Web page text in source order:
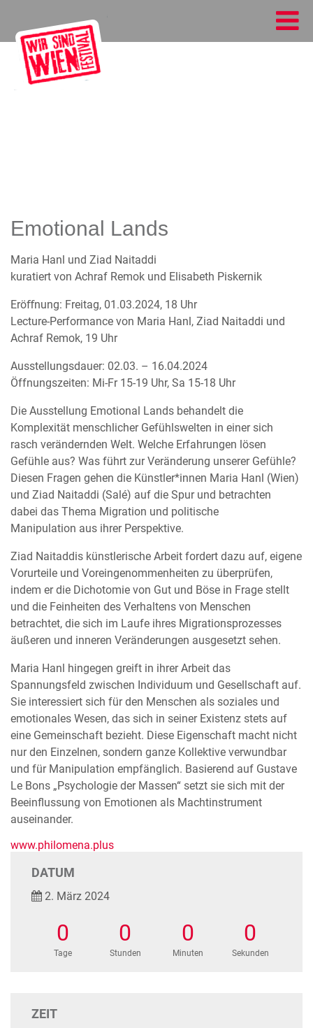
Emotional Lands
Maria Hanl und Ziad Naitaddi
kuratiert von Achraf Remok und Elisabeth Piskernik
Eröﬀnung: Freitag, 01.03.2024, 18 Uhr
Lecture-Performance von Maria Hanl, Ziad Naitaddi und
Achraf Remok, 19 Uhr
Ausstellungsdauer: 02.03. – 16.04.2024
Öffnungszeiten: Mi-Fr 15-19 Uhr, Sa 15-18 Uhr
Die Ausstellung Emotional Lands behandelt die
Komplexität menschlicher Gefühlswelten in einer sich
rasch verändernden Welt. Welche Erfahrungen lösen
Gefühle aus? Was führt zur Veränderung unserer Gefühle?
Diesen Fragen gehen die Künstler*innen Maria Hanl (Wien)
und Ziad Naitaddi (Salé) auf die Spur und betrachten
dabei das Thema Migration und politische
Manipulation aus ihrer Perspektive.
Ziad Naitaddis künstlerische Arbeit fordert dazu auf, eigene
Vorurteile und Voreingenommenheiten zu überprüfen,
indem er die Dichotomie von Gut und Böse in Frage stellt
und die Feinheiten des Verhaltens von Menschen
betrachtet, die sich im Laufe ihres Migrationsprozesses
äußeren und inneren Veränderungen ausgesetzt sehen.
Maria Hanl hingegen greift in ihrer Arbeit das
Spannungsfeld zwischen Individuum und Gesellschaft auf.
Sie interessiert sich für den Menschen als soziales und
emotionales Wesen, das sich in seiner Existenz stets auf
eine Gemeinschaft bezieht. Diese Eigenschaft macht nicht
nur den Einzelnen, sondern ganze Kollektive verwundbar
und für Manipulation empfänglich. Basierend auf Gustave
Le Bons „Psychologie der Massen“ setzt sie sich mit der
Beeinflussung von Emotionen als Machtinstrument
auseinander.
www.philomena.plus
DATUM
2. März 2024
0
Tage
0
Stunden
0
Minuten
0
Sekunden
ZEIT